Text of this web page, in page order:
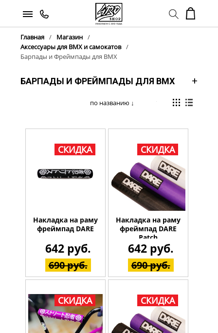
Главная
Магазин
Аксессуары для BMX и самокатов
Барпады и Фреймпады для BMX
БАРПАДЫ И ФРЕЙМПАДЫ ДЛЯ BMX
СКИДКА
Накладка на раму
фреймпад DARE
642 руб.
690 руб.
СКИДКА
Накладка на раму
фреймпад DARE
Patch
642 руб.
690 руб.
СКИДКА СКИДКА